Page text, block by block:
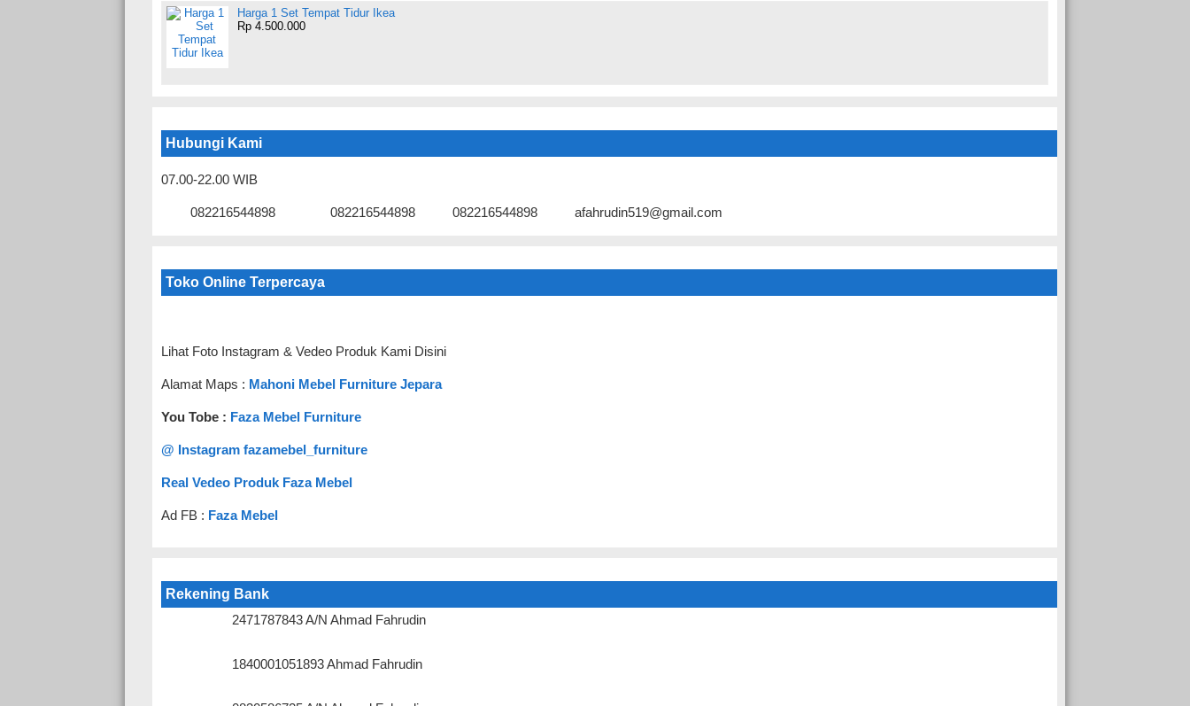
Harga 1 Set Tempat Tidur Ikea
Rp 4.500.000
Hubungi Kami
07.00-22.00 WIB
082216544898 082216544898 082216544898 afahrudin519@gmail.com
Toko Online Terpercaya
Lihat Foto Instagram & Vedeo Produk Kami Disini
Alamat Maps : Mahoni Mebel Furniture Jepara
You Tobe : Faza Mebel Furniture
@ Instagram fazamebel_furniture
Real Vedeo Produk Faza Mebel
Ad FB : Faza Mebel
Rekening Bank
2471787843 A/N Ahmad Fahrudin
1840001051893 Ahmad Fahrudin